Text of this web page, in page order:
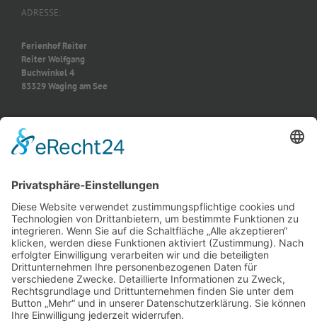
ADRESSE:
Ferienhof Reiter
Reiter Wolfgang
Buchwinkel 4
83329 Waging am See
TELEFON & E-MAIL
(werktags ab 17 Uhr)
Mobil: +49 (0)176 – 63300681
E-Mail: info@ferienhof-reiter.de
NAVIGATION
Impressum
Datenschutzerklärung